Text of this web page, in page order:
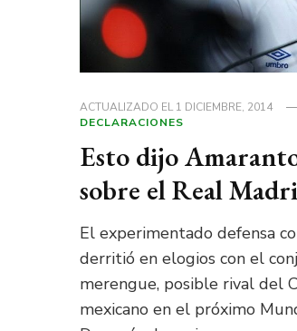
ACTUALIZADO EL1 DICIEMBRE, 2014
DECLARACIONES
Esto dijo
sobre el Real
El experimentado defensa
derritió en elogios con el
merengue, posible rival del
mexicano en el próximo